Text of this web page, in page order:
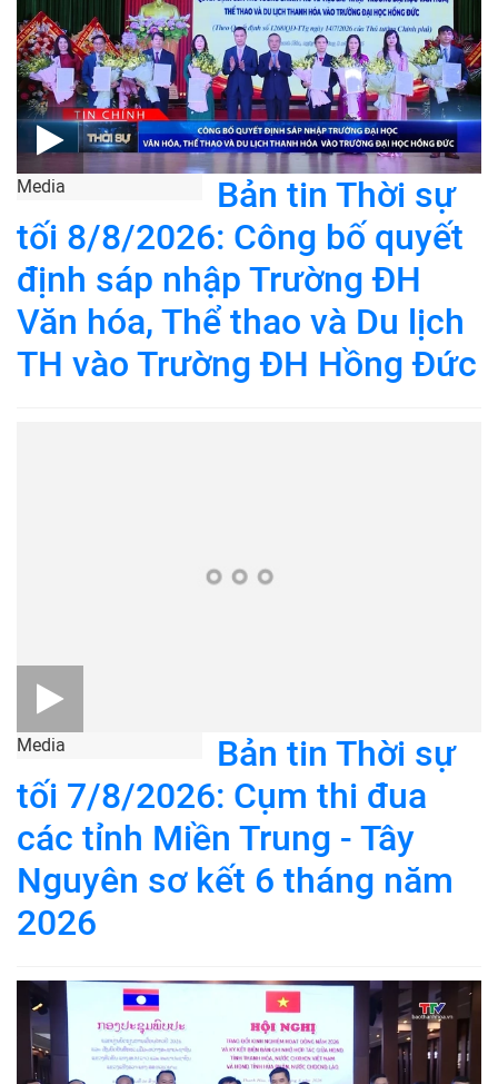
Media
Bản tin Thời sự
tối 8/8/2026: Công bố quyết
định sáp nhập Trường ĐH
Văn hóa, Thể thao và Du lịch
TH vào Trường ĐH Hồng Đức
tối 7/8/2026: Cụm thi đua
các tỉnh Miền Trung - Tây
Nguyên sơ kết 6 tháng năm
2026